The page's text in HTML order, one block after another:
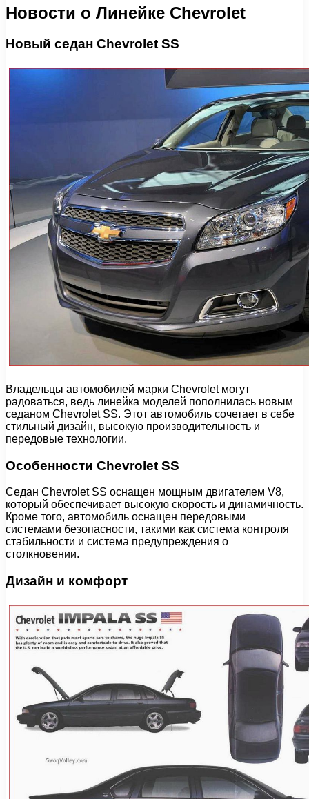
Новости о Линейке Chevrolet
Новый седан Chevrolet SS
Владельцы автомобилей марки Chevrolet могут
радоваться, ведь линейка моделей пополнилась новым
седаном Chevrolet SS. Этот автомобиль сочетает в себе
стильный дизайн, высокую производительность и
передовые технологии.
Особенности Chevrolet SS
Седан Chevrolet SS оснащен мощным двигателем V8,
который обеспечивает высокую скорость и динамичность.
Кроме того, автомобиль оснащен передовыми
системами безопасности, такими как система контроля
стабильности и система предупреждения о
столкновении.
Дизайн и комфорт